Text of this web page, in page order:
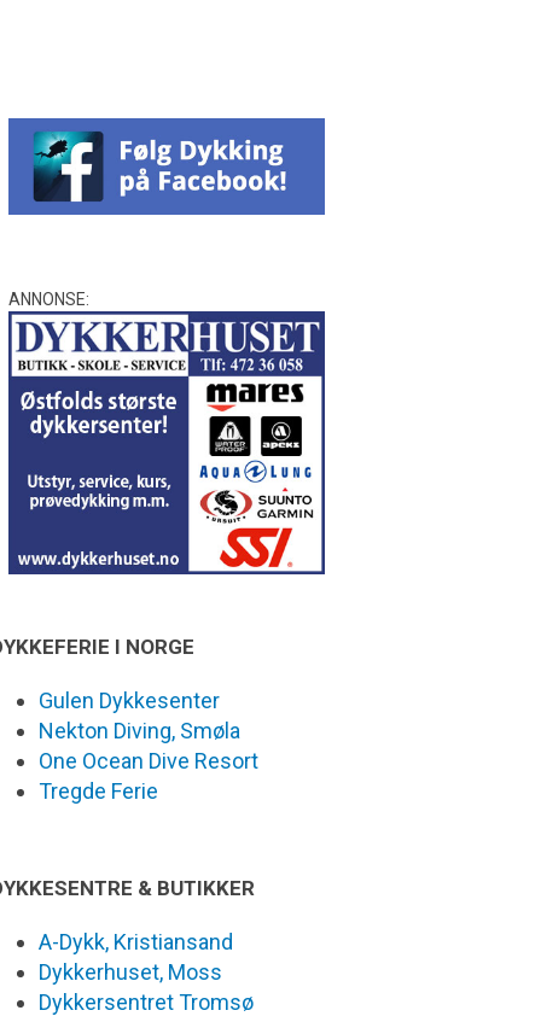
ANNONSE:
I NORGE
Gulen Dykkesenter
Nekton Diving, Smøla
One Ocean Dive Resort
Tregde Ferie
& BUTIKKER
A-Dykk, Kristiansand
Dykkerhuset, Moss
Dykkersentret Tromsø